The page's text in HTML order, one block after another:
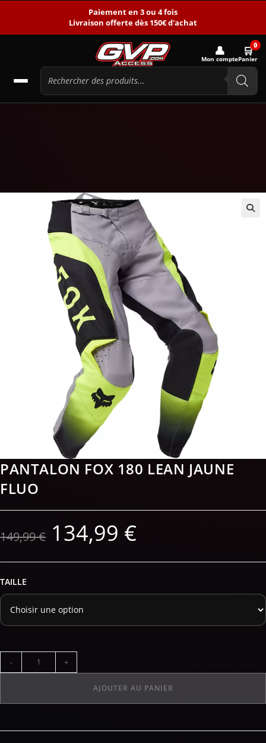
Paiement en 3 ou 4 fois
Livraison offerte dès 150€ d'achat
👤
Mon compte
🛒0
Panier
PANTALON FOX 180 LEAN JAUNE
FLUO
149,99€ 134,99 €
TAILLE
- +
AJOUTER AU PANIER